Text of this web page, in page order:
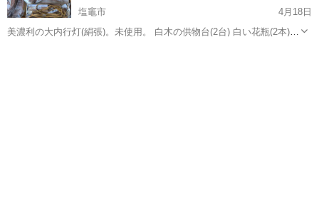
塩竈市
4月18日
美濃利の大内行灯(絹張)。未使用。 白木の供物台(2台) 白い花瓶(2本)